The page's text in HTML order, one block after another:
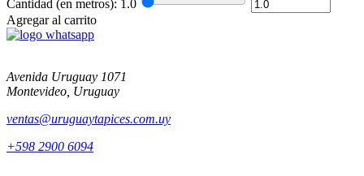
Cantidad (en metros): 1.0
Agregar al carrito
Avenida Uruguay 1071
Montevideo, Uruguay
ventas@uruguaytapices.com.uy
+598 2900 6094